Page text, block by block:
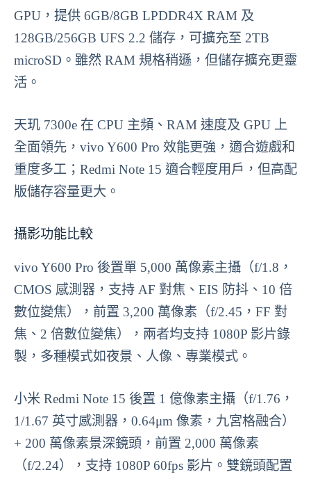
GPU，提供 6GB/8GB LPDDR4X RAM 及
128GB/256GB UFS 2.2 儲存，可擴充至 2TB
microSD。雖然 RAM 規格稍遜，但儲存擴充更靈
活。
天玑 7300e 在 CPU 主頻、RAM 速度及 GPU 上
全面領先，vivo Y600 Pro 效能更強，適合遊戲和
重度多工；Redmi Note 15 適合輕度用戶，但高配
版儲存容量更大。
攝影功能比較
vivo Y600 Pro 後置單 5,000 萬像素主攝（f/1.8，
CMOS 感測器，支持 AF 對焦、EIS 防抖、10 倍
數位變焦），前置 3,200 萬像素（f/2.45，FF 對
焦、2 倍數位變焦），兩者均支持 1080P 影片錄
製，多種模式如夜景、人像、專業模式。
小米 Redmi Note 15 後置 1 億像素主攝（f/1.76，
1/1.67 英寸感測器，0.64μm 像素，九宮格融合）
+ 200 萬像素景深鏡頭，前置 2,000 萬像素
（f/2.24），支持 1080P 60fps 影片。雙鏡頭配置